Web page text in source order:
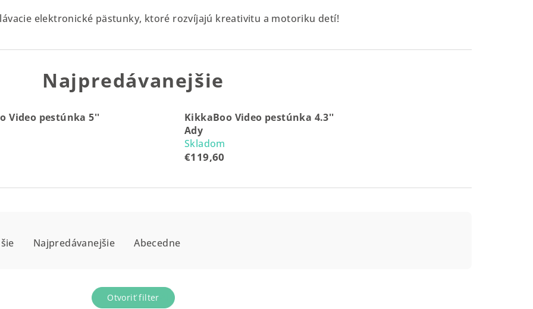
elektronické pästunky, ktoré rozvíjajú kreativitu a motoriku detí!
Najpredávanejšie
Video pestúnka 5''
KikkaBoo Video pestúnka 4.3''
Ady
Skladom
€119,60
Najpredávanejšie Abecedne
Otvoriť filter